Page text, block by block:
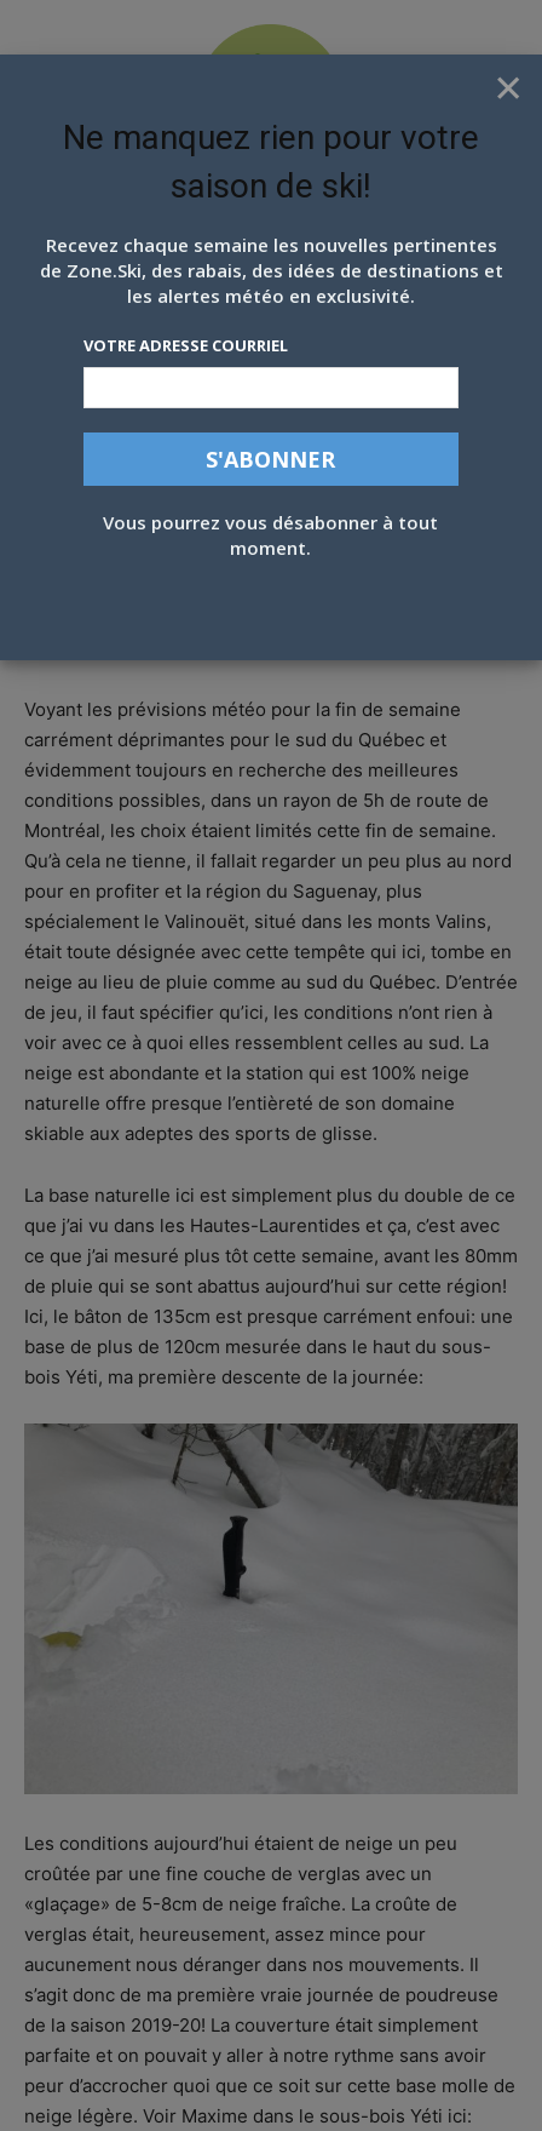
EN ATTENDANT LES
LE VALINOUËT : ICI, C’EST DE LA NEIGE
Voyant les prévisions météo pour la fin de semaine
carrément déprimantes pour le sud du Québec et
évidemment toujours en recherche des meilleures
conditions possibles, dans un rayon de 5h de route de
Montréal, les choix étaient limités cette fin de semaine.
Qu’à cela ne tienne, il fallait regarder un peu plus au nord
pour en profiter et la région du Saguenay, plus
spécialement le Valinouët, situé dans les monts Valins,
était toute désignée avec cette tempête qui ici, tombe en
neige au lieu de pluie comme au sud du Québec. D’entrée
de jeu, il faut spécifier qu’ici, les conditions n’ont rien à
voir avec ce à quoi elles ressemblent celles au sud. La
neige est abondante et la station qui est 100% neige
naturelle offre presque l’entièreté de son domaine
skiable aux adeptes des sports de glisse.
La base naturelle ici est simplement plus du double de ce
que j’ai vu dans les Hautes-Laurentides et ça, c’est avec
ce que j’ai mesuré plus tôt cette semaine, avant les 80mm
de pluie qui se sont abattus aujourd’hui sur cette région!
Ici, le bâton de 135cm est presque carrément enfoui: une
base de plus de 120cm mesurée dans le haut du sous-
bois Yéti, ma première descente de la journée:
Les conditions aujourd’hui étaient de neige un peu
croûtée par une fine couche de verglas avec un
«glaçage» de 5-8cm de neige fraîche. La croûte de
verglas était, heureusement, assez mince pour
aucunement nous déranger dans nos mouvements. Il
s’agit donc de ma première vraie journée de poudreuse
de la saison 2019-20! La couverture était simplement
parfaite et on pouvait y aller à notre rythme sans avoir
peur d’accrocher quoi que ce soit sur cette base molle de
neige légère. Voir Maxime dans le sous-bois Yéti ici:
×
Ne manquez rien pour votre
saison de ski!
Recevez chaque semaine les nouvelles pertinentes
de Zone.Ski, des rabais, des idées de destinations et
les alertes météo en exclusivité.
VOTRE ADRESSE COURRIEL
Vous pourrez vous désabonner à tout
moment.